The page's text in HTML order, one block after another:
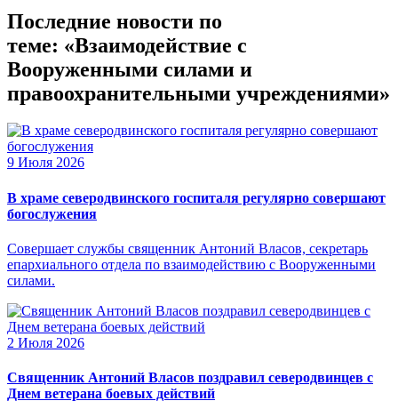
Последние новости по
теме: «Взаимодействие с
Вооруженными силами и
правоохранительными учреждениями»
9 Июля 2026
В храме северодвинского госпиталя регулярно совершают
богослужения
Совершает службы священник Антоний Власов, секретарь
епархиального отдела по взаимодействию с Вооруженными
силами.
2 Июля 2026
Священник Антоний Власов поздравил северодвинцев с
Днем ветерана боевых действий